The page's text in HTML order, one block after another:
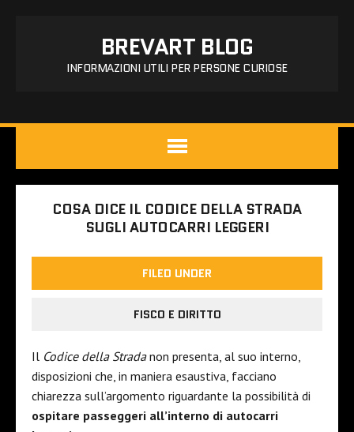
BREVART BLOG
INFORMAZIONI UTILI PER PERSONE CURIOSE
COSA DICE IL CODICE DELLA STRADA
SUGLI AUTOCARRI LEGGERI
FILED UNDER
FISCO E DIRITTO
Il Codice della Stradanon presenta, al suo interno,
disposizioni che, in maniera esaustiva, facciano
chiarezza sull’argomento riguardante la possibilità di
ospitare passeggeri all’interno di autocarri